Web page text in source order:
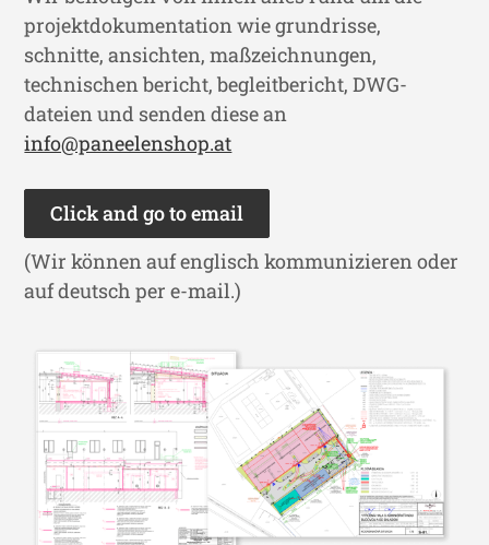
projektdokumentation wie grundrisse,
schnitte, ansichten, maßzeichnungen,
technischen bericht, begleitbericht, DWG-
dateien und senden diese an
info@paneelenshop.at
Click and go to email
(Wir können auf englisch kommunizieren oder
auf deutsch per e-mail.)